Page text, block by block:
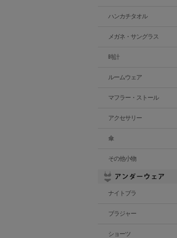
ハンカチタオル
メガネ・サングラス
時計
ルームウェア
マフラー・ストール
アクセサリー
傘
その他小物
ナイトブラ
ブラジャー
ショーツ